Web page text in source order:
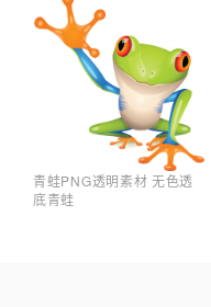
青蛙PNG透明素材 无色透
底青蛙